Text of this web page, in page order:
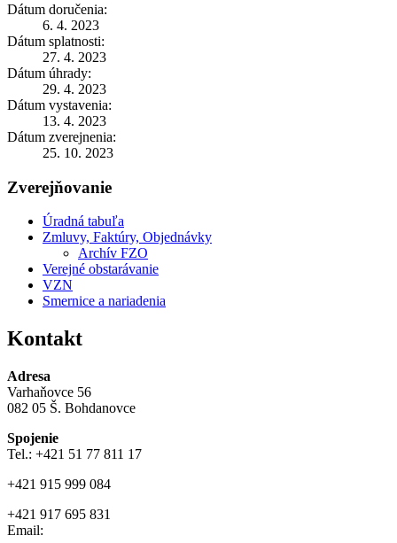
Dátum doručenia:
6. 4. 2023
Dátum splatnosti:
27. 4. 2023
Dátum úhrady:
29. 4. 2023
Dátum vystavenia:
13. 4. 2023
Dátum zverejnenia:
25. 10. 2023
Zverejňovanie
Úradná tabuľa
Zmluvy, Faktúry, Objednávky
Archív FZO
Verejné obstarávanie
VZN
Smernice a nariadenia
Kontakt
Adresa
Varhaňovce 56
082 05 Š. Bohdanovce
Spojenie
Tel.: +421 51 77 811 17
+421 915 999 084
+421 917 695 831
Email: